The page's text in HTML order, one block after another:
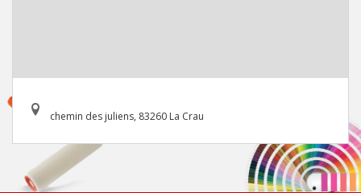
chemin des juliens, 83260 La Crau